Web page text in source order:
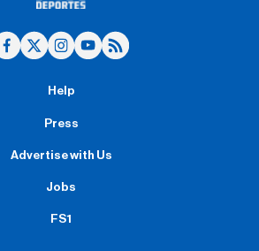
Help
Press
Advertise with Us
Jobs
FS1